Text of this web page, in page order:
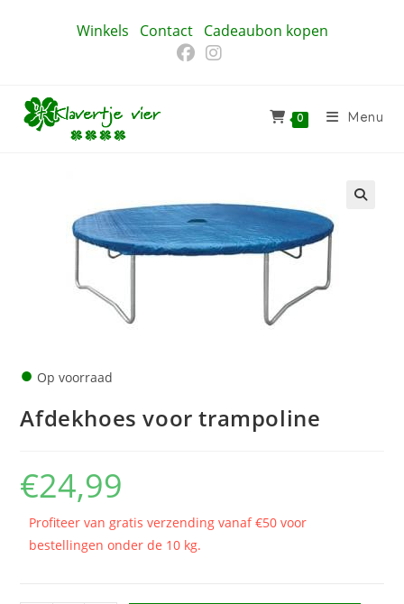
Winkels Contact Cadeaubon kopen
0 Menu
● Op voorraad
Afdekhoes voor trampoline
€24,99
Profiteer van gratis verzending vanaf €50 voor
bestellingen onder de 10 kg.